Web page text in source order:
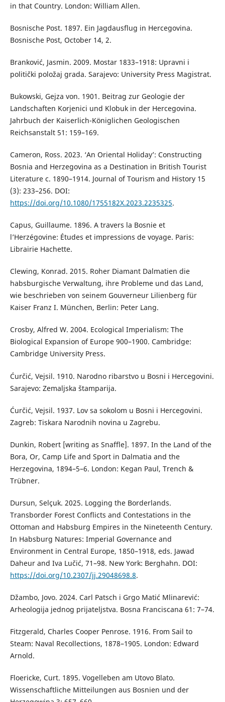
in that Country. London: William Allen.
Bosnische Post. 1897. Ein Jagdausflug in Hercegovina.
Bosnische Post, October 14, 2.
Branković, Jasmin. 2009. Mostar 1833–1918: Upravni i
politički položaj grada. Sarajevo: University Press Magistrat.
Bukowski, Gejza von. 1901. Beitrag zur Geologie der
Landschaften Korjenici und Klobuk in der Hercegovina.
Jahrbuch der Kaiserlich-Königlichen Geologischen
Reichsanstalt 51: 159–169.
Cameron, Ross. 2023. ‘An Oriental Holiday’: Constructing
Bosnia and Herzegovina as a Destination in British Tourist
Literature c. 1890–1914. Journal of Tourism and History 15
(3): 233–256. DOI:
https://doi.org/10.1080/1755182X.2023.2235325.
Capus, Guillaume. 1896. A travers la Bosnie et
l’Herzégovine: Études et impressions de voyage. Paris:
Librairie Hachette.
Clewing, Konrad. 2015. Roher Diamant Dalmatien die
habsburgische Verwaltung, ihre Probleme und das Land,
wie beschrieben von seinem Gouverneur Lilienberg für
Kaiser Franz I. München, Berlin: Peter Lang.
Crosby, Alfred W. 2004. Ecological Imperialism: The
Biological Expansion of Europe 900–1900. Cambridge:
Cambridge University Press.
Ćurčić, Vejsil. 1910. Narodno ribarstvo u Bosni i Hercegovini.
Sarajevo: Zemaljska štamparija.
Ćurčić, Vejsil. 1937. Lov sa sokolom u Bosni i Hercegovini.
Zagreb: Tiskara Narodnih novina u Zagrebu.
Dunkin, Robert [writing as Snaffle]. 1897. In the Land of the
Bora, Or, Camp Life and Sport in Dalmatia and the
Herzegovina, 1894–5–6. London: Kegan Paul, Trench &
Trübner.
Dursun, Selçuk. 2025. Logging the Borderlands.
Transborder Forest Conflicts and Contestations in the
Ottoman and Habsburg Empires in the Nineteenth Century.
In Habsburg Natures: Imperial Governance and
Environment in Central Europe, 1850–1918, eds. Jawad
Daheur and Iva Lučić, 71–98. New York: Berghahn. DOI:
https://doi.org/10.2307/jj.29048698.8.
Džambo, Jovo. 2024. Carl Patsch i Grgo Matić Mlinarević:
Arheologija jednog prijateljstva. Bosna Franciscana 61: 7–74.
Fitzgerald, Charles Cooper Penrose. 1916. From Sail to
Steam: Naval Recollections, 1878–1905. London: Edward
Arnold.
Floericke, Curt. 1895. Vogelleben am Utovo Blato.
Wissenschaftliche Mitteilungen aus Bosnien und der